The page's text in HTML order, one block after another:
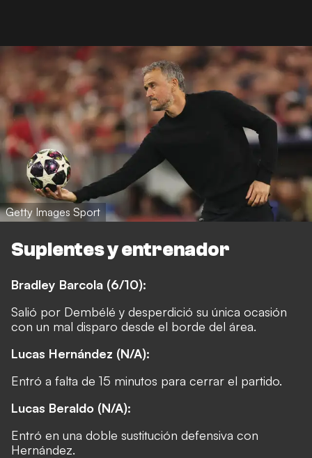
Getty Images Sport
Suplentes y entrenador
Bradley Barcola (6/10):
Salió por Dembélé y desperdició su única ocasión
con un mal disparo desde el borde del área.
Lucas Hernández (N/A):
Entró a falta de 15 minutos para cerrar el partido.
Lucas Beraldo (N/A):
Entró en una doble sustitución defensiva con
Hernández.